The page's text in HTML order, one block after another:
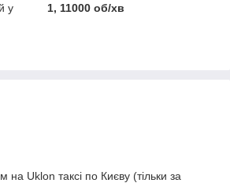
у
1, 11000 об/хв
на Uklon таксі по Києву (тільки за